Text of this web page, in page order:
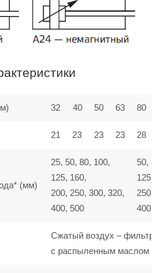
32 40 50 63 80
21 23 23 23 28
(мм)
25, 50, 80, 100,
125, 160,
200, 250, 300, 320,
400, 500
50,
125,
250,
400,
Сжатый воздух –
с распыленным маслом